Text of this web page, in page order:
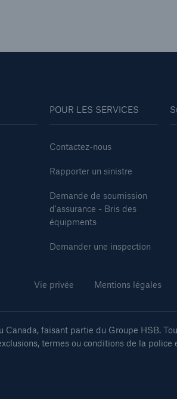
POUR LES SERVICES
Contactez-nous
Rapporter un sinistre
Demande de soumission
d'assurance - Bris des
équipments
Demander une inspection
Vie privée Mentions légales
faisant partie du Groupe HSB.
termes ou conditions de la